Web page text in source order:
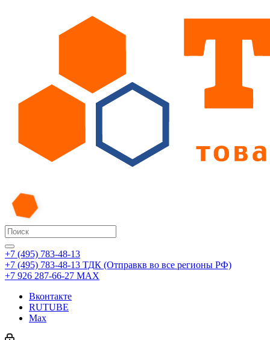
+7 (495) 783-48-13
+7 (495) 783-48-13 ТДК (Отправкв во все регионы РФ)
+7 926 287-66-27 МАХ
Вконтакте
RUTUBE
Max